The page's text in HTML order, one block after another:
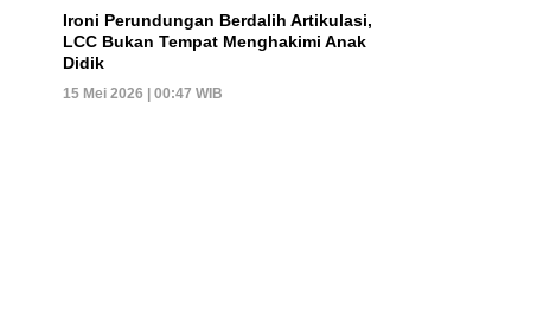
Ironi Perundungan Berdalih Artikulasi,
LCC Bukan Tempat Menghakimi Anak
Didik
15 Mei 2026 | 00:47 WIB